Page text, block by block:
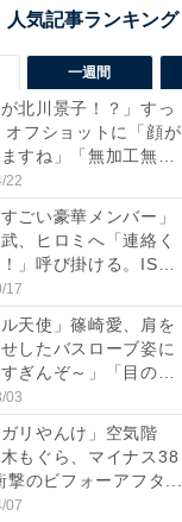
一週間
が北川景子！？」すっ
オフショットに「顔が
すね」「無加工無
22
すごい豪華メンバー」
、ヒロミへ「連絡く
」呼び掛ける。IS
17
ル天使」篠崎愛、肩を
したバスローブ姿に
すぎんぞ～」「目の表
03
ガリやんけ」空気階
もぐら、マイナス38
撃のビフォーアフタ...
07